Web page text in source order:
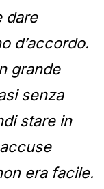
dare
d’accordo.
grande
senza
stare in
era facile.